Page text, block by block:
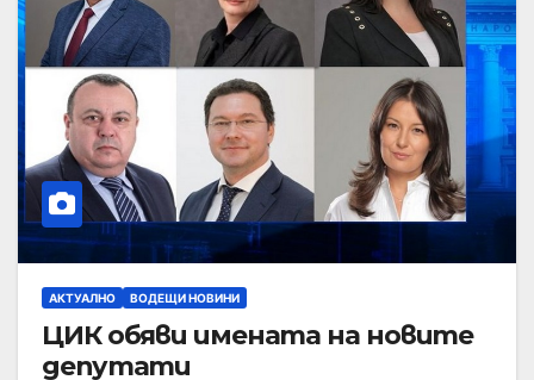
АКТУАЛНО ВОДЕЩИ НОВИНИ
ЦИК обяви имената на новите
депутати